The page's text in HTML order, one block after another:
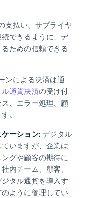
支払い、サプライヤ
できるように、デ
ための信頼できる
ンによる決済は通
通貨決済の受け付
、エラー処理、顧
。
ーション: デジタル
いますが、企業は
グや顧客の期待に
内チーム、顧客、
タル通貨を導入す
ように管理してい